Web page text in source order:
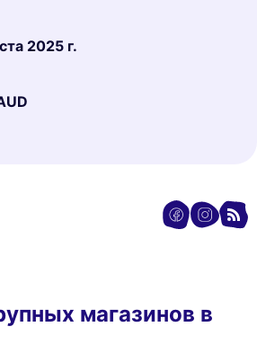
2025 г.
магазинов в